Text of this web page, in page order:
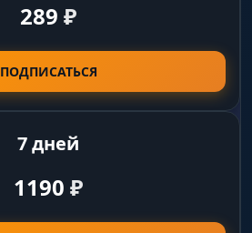
289 ₽
ПОДПИСАТЬСЯ
7 дней
1190 ₽